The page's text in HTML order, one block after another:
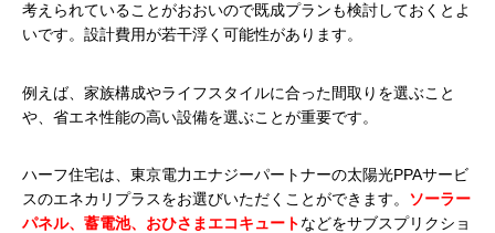
考えられていることがおおいので既成プランも検討しておくとよ
いです。設計費用が若干浮く可能性があります。
例えば、家族構成やライフスタイルに合った間取りを選ぶこと
や、省エネ性能の高い設備を選ぶことが重要です。
ハーフ住宅は、東京電力エナジーパートナーの太陽光PPAサービ
スのエネカリプラスをお選びいただくことができます。 ソーラー
パネル、蓄電池、おひさまエコキュートなどをサブスプリクショ